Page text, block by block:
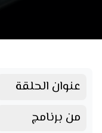
عنوان الحلقة
من برنامج